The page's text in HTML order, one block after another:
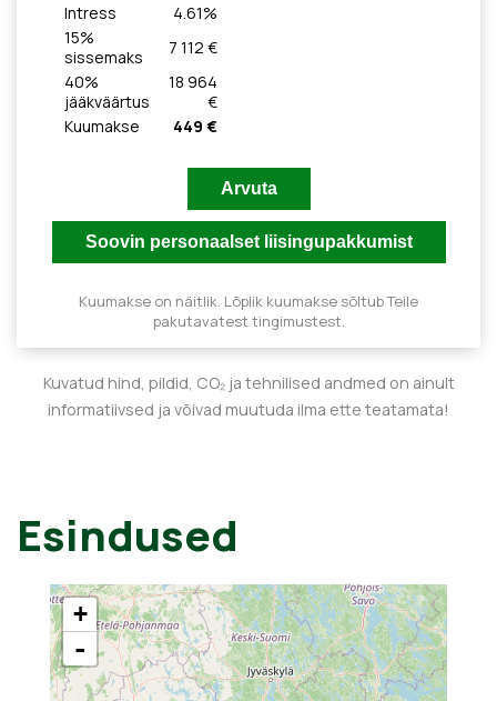
Intress
4.61%
15%
sissemaks
7 112 €
40%
jääkväärtus
18 964
€
Kuumakse
449 €
Kuumakse on näitlik. Lõplik kuumakse sõltub Teile
pakutavatest tingimustest.
Kuvatud hind, pildid, CO₂ ja tehnilised andmed on ainult
informatiivsed ja võivad muutuda ilma ette teatamata!
Esindused
+
-